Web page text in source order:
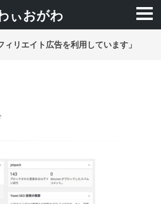
ぃおがわ
ィリエイト広告を利用しています」